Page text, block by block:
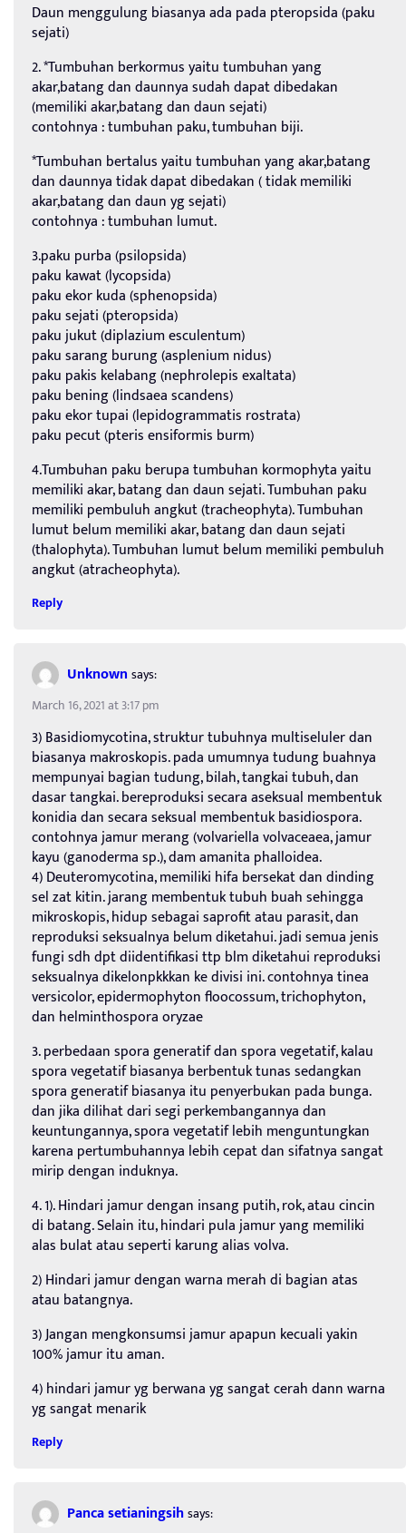
Daun menggulung biasanya ada pada pteropsida (paku
sejati)
2. *Tumbuhan berkormus yaitu tumbuhan yang
akar,batang dan daunnya sudah dapat dibedakan
(memiliki akar,batang dan daun sejati)
contohnya : tumbuhan paku, tumbuhan biji.
*Tumbuhan bertalus yaitu tumbuhan yang akar,batang
dan daunnya tidak dapat dibedakan ( tidak memiliki
akar,batang dan daun yg sejati)
contohnya : tumbuhan lumut.
3.paku purba (psilopsida)
paku kawat (lycopsida)
paku ekor kuda (sphenopsida)
paku sejati (pteropsida)
paku jukut (diplazium esculentum)
paku sarang burung (asplenium nidus)
paku pakis kelabang (nephrolepis exaltata)
paku bening (lindsaea scandens)
paku ekor tupai (lepidogrammatis rostrata)
paku pecut (pteris ensiformis burm)
4.Tumbuhan paku berupa tumbuhan kormophyta yaitu
memiliki akar, batang dan daun sejati. Tumbuhan paku
memiliki pembuluh angkut (tracheophyta). Tumbuhan
lumut belum memiliki akar, batang dan daun sejati
(thalophyta). Tumbuhan lumut belum memiliki pembuluh
angkut (atracheophyta).
Reply
Unknown says:
March 16, 2021 at 3:17 pm
3) Basidiomycotina, struktur tubuhnya multiseluler dan
biasanya makroskopis. pada umumnya tudung buahnya
mempunyai bagian tudung, bilah, tangkai tubuh, dan
dasar tangkai. bereproduksi secara aseksual membentuk
konidia dan secara seksual membentuk basidiospora.
contohnya jamur merang (volvariella volvaceaea, jamur
kayu (ganoderma sp.), dam amanita phalloidea.
4) Deuteromycotina, memiliki hifa bersekat dan dinding
sel zat kitin. jarang membentuk tubuh buah sehingga
mikroskopis, hidup sebagai saprofit atau parasit, dan
reproduksi seksualnya belum diketahui. jadi semua jenis
fungi sdh dpt diidentifikasi ttp blm diketahui reproduksi
seksualnya dikelonpkkkan ke divisi ini. contohnya tinea
versicolor, epidermophyton floocossum, trichophyton,
dan helminthospora oryzae
3. perbedaan spora generatif dan spora vegetatif, kalau
spora vegetatif biasanya berbentuk tunas sedangkan
spora generatif biasanya itu penyerbukan pada bunga.
dan jika dilihat dari segi perkembangannya dan
keuntungannya, spora vegetatif lebih menguntungkan
karena pertumbuhannya lebih cepat dan sifatnya sangat
mirip dengan induknya.
4. 1). Hindari jamur dengan insang putih, rok, atau cincin
di batang. Selain itu, hindari pula jamur yang memiliki
alas bulat atau seperti karung alias volva.
2) Hindari jamur dengan warna merah di bagian atas
atau batangnya.
3) Jangan mengkonsumsi jamur apapun kecuali yakin
100% jamur itu aman.
4) hindari jamur yg berwana yg sangat cerah dann warna
yg sangat menarik
Reply
Panca setianingsihsays: